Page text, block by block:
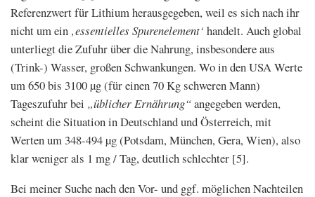
Referenzwert für Lithium herausgegeben, weil es sich nach ihr
nicht um ein ‚essentielles Spurenelement‘ handelt. Auch global
unterliegt die Zufuhr über die Nahrung, insbesondere aus
(Trink-) Wasser, großen Schwankungen. Wo in den USA Werte
um 650 bis 3100 µg (für einen 70 Kg schweren Mann)
Tageszufuhr bei „üblicher Ernährung“angegeben werden,
scheint die Situation in Deutschland und Österreich, mit
Werten um 348-494 µg (Potsdam, München, Gera, Wien), also
klar weniger als 1 mg / Tag, deutlich schlechter [5].
Bei meiner Suche nach den Vor- und ggf. möglichen Nachteilen